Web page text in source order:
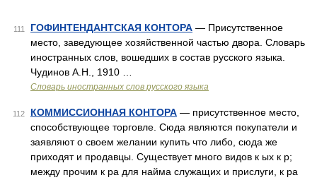
111 ГОФИНТЕНДАНТСКАЯ КОНТОРА — Присутственное
место, заведующее хозяйственной частью двора. Словарь
иностранных слов, вошедших в состав русского языка.
Чудинов А.Н., 1910 …
Словарь иностранных слов русского языка
112 КОММИССИОННАЯ КОНТОРА — присутственное место,
способствующее торговле. Сюда являются покупатели и
заявляют о своем желании купить что либо, сюда же
приходят и продавцы. Существует много видов к ых к р;
между прочим к ра для найма служащих и прислуги, к ра